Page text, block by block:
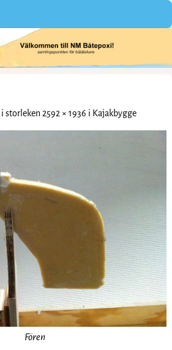
i storleken 2592 × 1936 i Kajakbygge
Fören